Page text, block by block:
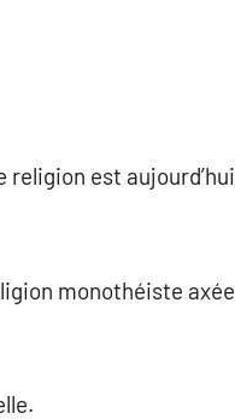
est aujourd’hui
monothéiste axée